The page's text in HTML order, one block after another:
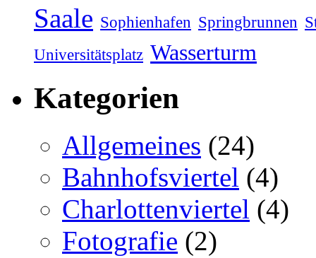
Saale Sophienhafen Springbrunnen
Universitätsplatz Wasserturm
Kategorien
Allgemeines (24)
Bahnhofsviertel (4)
Charlottenviertel (4)
Fotografie (2)